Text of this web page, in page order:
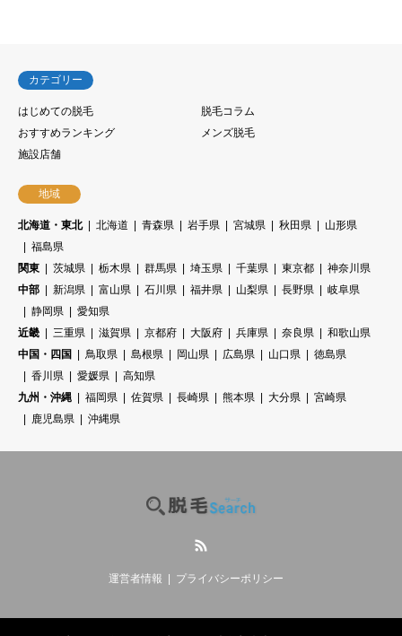
カテゴリー
はじめての脱毛
脱毛コラム
おすすめランキング
メンズ脱毛
施設店舗
地域
北海道・東北 北海道 青森県 岩手県 宮城県 秋田県
山形県
福島県
関東
茨城県 栃木県 群馬県 埼玉県 千葉県 東京都
神奈川県
中部
新潟県 富山県 石川県 福井県 山梨県 長野県
岐阜県
静岡県
愛知県
近畿
三重県 滋賀県 京都府 大阪府 兵庫県 奈良県
和歌山県
中国・四国
鳥取県 島根県 岡山県 広島県 山口県
徳島県
香川県
愛媛県
高知県
九州・沖縄
福岡県 佐賀県 長崎県 熊本県 大分県
宮崎県
鹿児島県
沖縄県
運営者情報 プライバシーポリシー